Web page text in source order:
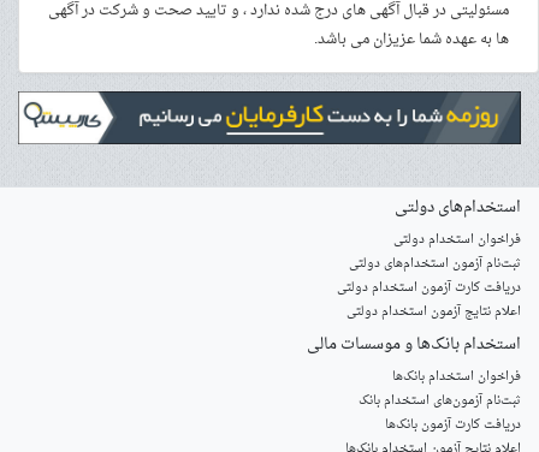
مسئولیتی در قبال آگهی های درج شده ندارد ، و تایید صحت و شرکت در آگهی
ها به عهده شما عزیزان می باشد.
استخدام‌های دولتی
فراخوان استخدام دولتی
ثبت‌نام آزمون‌ استخدام‌های دولتی
دریافت کارت آزمون استخدام دولتی
اعلام نتایج آزمون استخدام دولتی
استخدام‌ بانک‌ها و موسسات مالی
فراخوان استخدام بانک‌ها
‌ثبت‌نام آزمون‌های استخدام بانک
دریافت کارت آزمون بانک‌ها